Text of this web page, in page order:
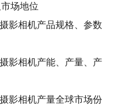
场地位
影相机产品规格、参数
影相机产能、产量、产
影相机产量全球市场份